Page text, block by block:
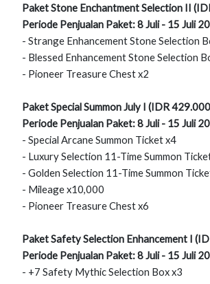
Paket Stone Enchantment Selection II
Periode Penjualan Paket: 8 Juli - 15 Juli
- Strange Enhancement Stone Selection
- Blessed Enhancement Stone Selection
- Pioneer Treasure Chest x2
Paket Special Summon July I (IDR
Periode Penjualan Paket: 8 Juli - 15 Juli
- Special Arcane Summon Ticket x4
- Luxury Selection 11-Time Summon
- Golden Selection 11-Time Summon
- Mileage x10,000
- Pioneer Treasure Chest x6
Paket Safety Selection Enhancement I
Periode Penjualan Paket: 8 Juli - 15 Juli
- +7 Safety Mythic Selection Box x3